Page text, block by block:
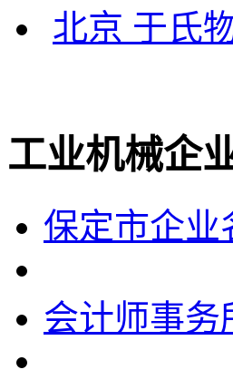
北京 于氏
工业机械企
保定市企业
会计师事务